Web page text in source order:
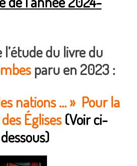
du livre du
paru en 2023 :
nations … » Pour la
Églises(Voir ci-
dessous)